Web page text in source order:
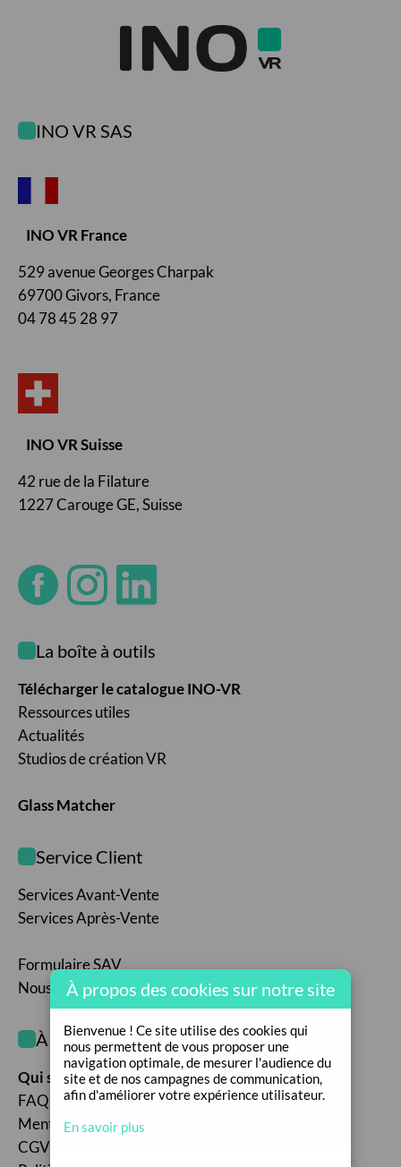
INO VR SAS
INO VR France
529 avenue Georges Charpak
69700 Givors, France
04 78 45 28 97
INO VR Suisse
42 rue de la Filature
1227 Carouge GE, Suisse
La boîte à outils
Télécharger le catalogue INO-VR
Ressources utiles
Actualités
Studios de création VR
Glass Matcher
Service Client
Services Avant-Vente
Services Après-Vente
Formulaire SAV
Nous contacter
À propos de nous
Qui sommes-nous ?
FAQ
Mentions légales
CGV
À propos des cookies sur notre site
Bienvenue ! Ce site utilise des cookies qui
nous permettent de vous proposer une
navigation optimale, de mesurer l'audience du
site et de nos campagnes de communication,
afin d'améliorer votre expérience utilisateur.
En savoir plus